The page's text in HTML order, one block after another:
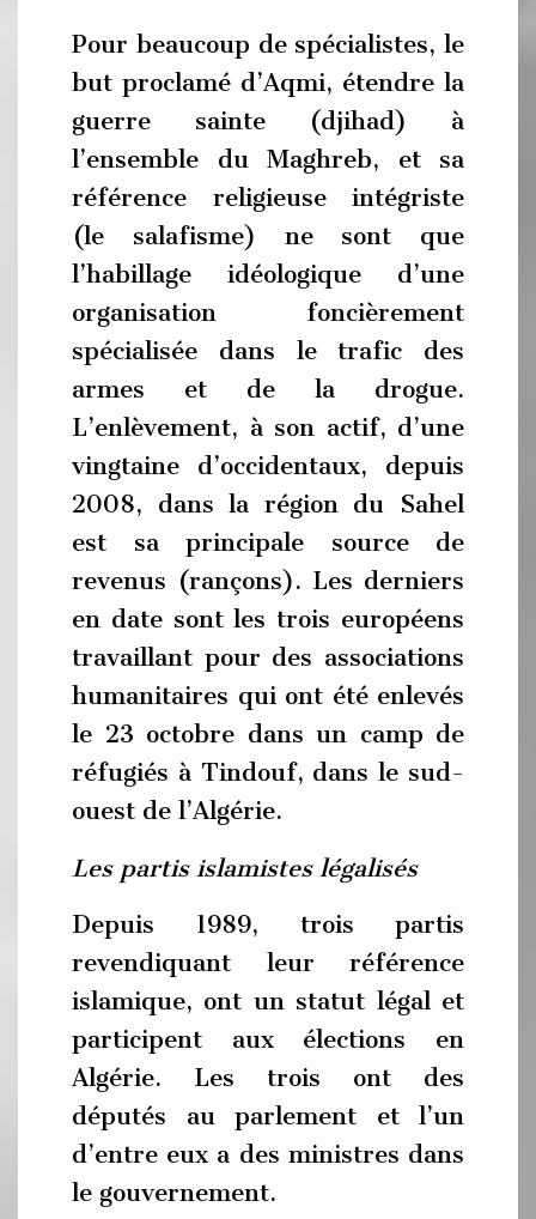
Pour beaucoup de spécialistes, le
but proclamé d’Aqmi, étendre la
guerre sainte (djihad) à
l’ensemble du Maghreb, et sa
référence religieuse intégriste
(le salafisme) ne sont que
l’habillage idéologique d’une
organisation foncièrement
spécialisée dans le trafic des
armes et de la drogue.
L’enlèvement, à son actif, d’une
vingtaine d’occidentaux, depuis
2008, dans la région du Sahel
est sa principale source de
revenus (rançons). Les derniers
en date sont les trois européens
travaillant pour des associations
humanitaires qui ont été enlevés
le 23 octobre dans un camp de
réfugiés à Tindouf, dans le sud-
ouest de l’Algérie.
Les partis islamistes légalisés
Depuis 1989, trois partis
revendiquant leur référence
islamique, ont un statut légal et
participent aux élections en
Algérie. Les trois ont des
députés au parlement et l’un
d’entre eux a des ministres dans
le gouvernement.